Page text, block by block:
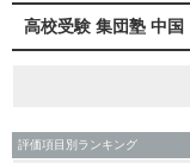
高校受験 集団塾 中国
評価項目別ランキング